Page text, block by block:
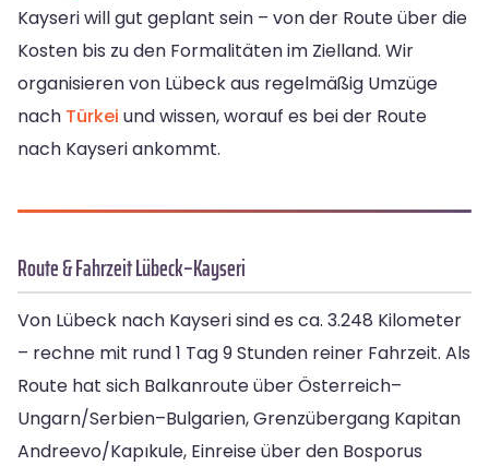
Kayseri will gut geplant sein – von der Route über die
Kosten bis zu den Formalitäten im Zielland. Wir
organisieren von Lübeck aus regelmäßig Umzüge
nach Türkei und wissen, worauf es bei der Route
nach Kayseri ankommt.
Route & Fahrzeit Lübeck–Kayseri
Von Lübeck nach Kayseri sind es ca. 3.248 Kilometer
– rechne mit rund 1 Tag 9 Stunden reiner Fahrzeit. Als
Route hat sich Balkanroute über Österreich–
Ungarn/Serbien–Bulgarien, Grenzübergang Kapitan
Andreevo/Kapıkule, Einreise über den Bosporus